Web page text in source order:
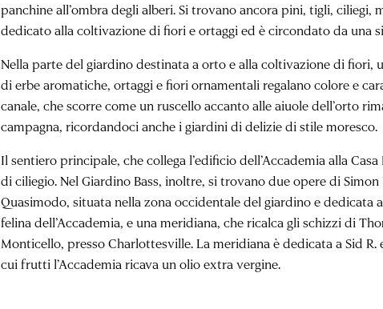
panchine all’ombra degli alberi. Si trovano ancora pini, tigli,
dedicato alla coltivazione di fiori e ortaggi ed è circondato da una
Nella parte del giardino destinata a orto e alla coltivazione di
di erbe aromatiche, ortaggi e fiori ornamentali regalano colore e
canale, che scorre come un ruscello accanto alle aiuole dell’orto
campagna, ricordandoci anche i giardini di delizie di stile moresco.
Il sentiero principale, che collega l’edificio dell’Accademia alla
di ciliegio. Nel Giardino Bass, inoltre, si trovano due opere di
Quasimodo, situata nella zona occidentale del giardino e
felina dell’Accademia, e una meridiana, che ricalca gli schizzi di
Monticello, presso Charlottesville. La meridiana è dedicata a Sid R.
cui frutti l’Accademia ricava un olio extra vergine.